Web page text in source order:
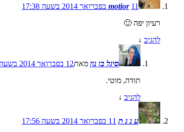
motior 11 בפברואר 2014 בשעה 17:38
רעיון יפה 🙂
להגיב ↓
סיגל בן נון מאת12 בפברואר 2014 בשעה 00:06
תודה, מוטי.
להגיב ↓
ע נ נ ת 11 בפברואר 2014 בשעה 17:56